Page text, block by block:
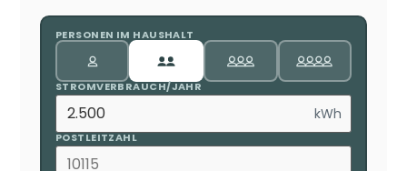
PERSONEN IM HAUSHALT
STROMVERBRAUCH/JAHR
kWh
POSTLEITZAHL